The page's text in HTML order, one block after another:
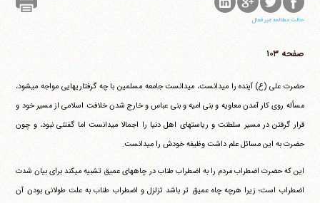
حالت مطالعه غیر فعال
صفحه ۱۰۳
حضرت علی (ع) آینده را می‎دانست، می‎دانست جامعه مسلمین با چه گرفتاریهایی مواجه می‎شود،
مسأله روی کار آمدن معاویه و بنی امیه و بنی عباس و خارج شدن خلافت اسلامی از مسیر خود و
قرار گرفتن در مسیر سلطنت و ریاستهای اهل دنیا را اجمالا می‎دانست اما گفتنی نبود، و چون
حضرت به این مسائل علم داشت وظیفه خودش را می‎دانست.
این که حضرت اضطراب مردم را به اضطراب طناب در چاههای عمیق تشبیه می‎کند برای بیان شدت
اضطراب است؛ زیرا هرچه چاه عمیق تر باشد تزلزل و اضطراب طناب به علت طولانی بودن آن